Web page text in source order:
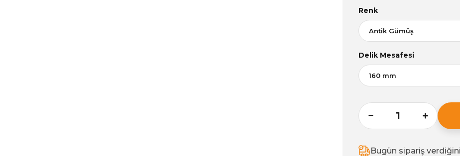
Renk
Delik Mesafesi
Bugün sipariş